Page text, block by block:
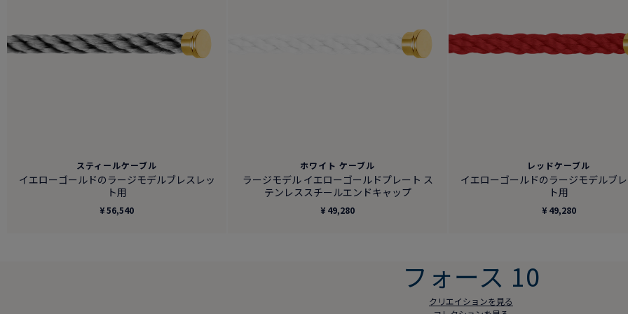
スティールケーブル
イエローゴールドのラージモデルブレスレッ
ト用
¥ 56,540
ホワイト ケーブル
ラージモデル イエローゴールドプレート ス
テンレススチールエンドキャップ
¥ 49,280
レッドケーブル
イエローゴールドのラージモデルブ
ト用
¥ 49,280
フォース 10
クリエイションを見る